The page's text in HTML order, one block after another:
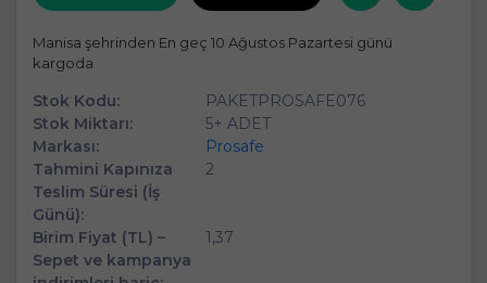
Manisa şehrinden En geç 10 Ağustos Pazartesi günü
kargoda
Stok Kodu:
PAKETPROSAFE076
Stok Miktarı:
5+ ADET
Markası:
Prosafe
Tahmini Kapınıza
Teslim Süresi (İş
Günü):
2
Birim Fiyat (TL) –
Sepet ve kampanya
1,37